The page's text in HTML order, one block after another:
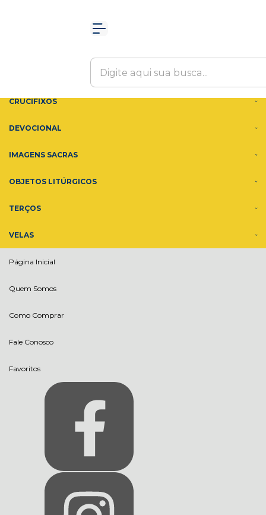
CRUCIFIXOS
DEVOCIONAL
IMAGENS SACRAS
OBJETOS LITÚRGICOS
TERÇOS
VELAS
Página Inicial
Quem Somos
Como Comprar
Fale Conosco
Favoritos